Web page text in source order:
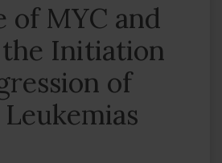
of MYC and
the Initiation
of